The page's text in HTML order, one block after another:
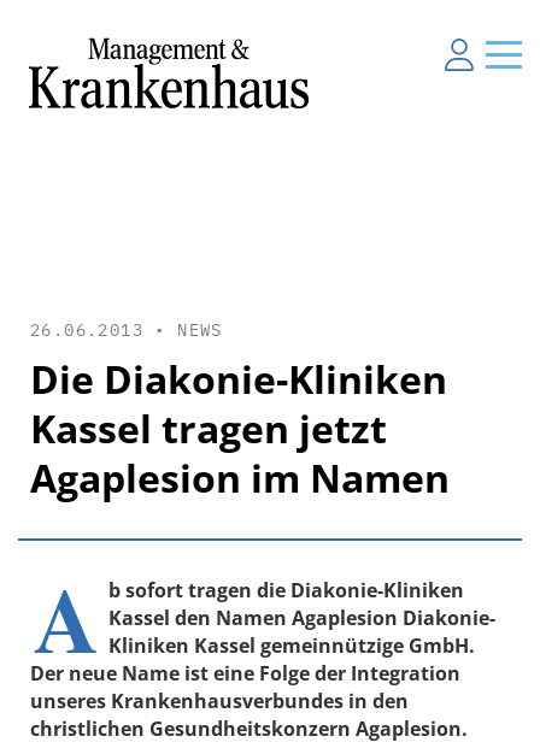
26.06.2013 • NEWS
Die Diakonie-Kliniken
Kassel tragen jetzt
Agaplesion im Namen
A b sofort tragen die Diakonie-Kliniken
Kassel den Namen Agaplesion Diakonie-
Kliniken Kassel gemeinnützige GmbH.
Der neue Name ist eine Folge der Integration
unseres Krankenhausverbundes in den
christlichen Gesundheitskonzern Agaplesion.